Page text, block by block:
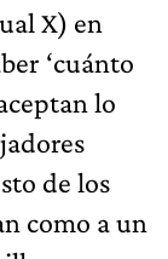
X) en
‘cuánto
lo
de los
como a un